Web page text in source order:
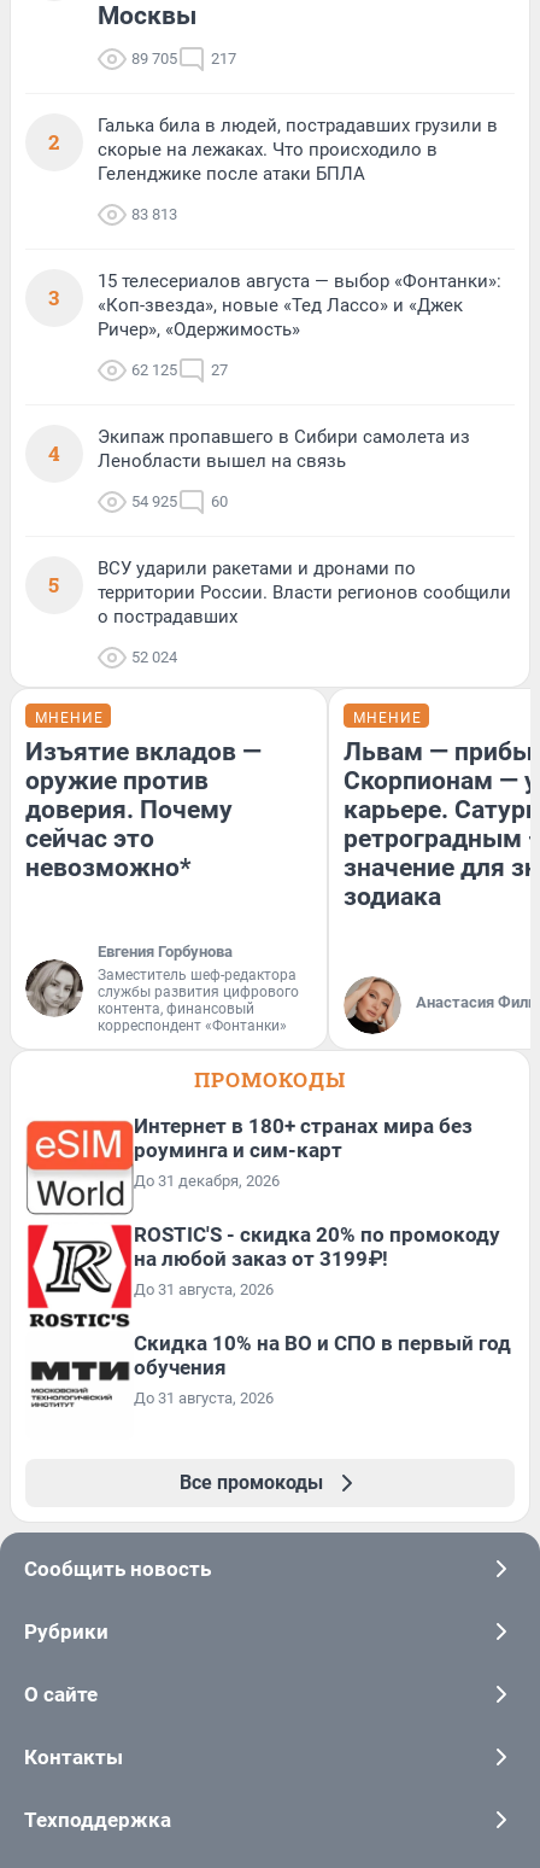
Москвы
89 705 217
2
Галька била в людей, пострадавших грузили в
скорые на лежаках. Что происходило в
Геленджике после атаки БПЛА
83 813
3
15 телесериалов августа — выбор «Фонтанки»:
«Коп-звезда», новые «Тед Лассо» и «Джек
Ричер», «Одержимость»
62 125 27
4
Экипаж пропавшего в Сибири самолета из
Ленобласти вышел на связь
54 925 60
5
ВСУ ударили ракетами и дронами по
территории России. Власти регионов сообщили
о пострадавших
52 024
МНЕНИЕ
Изъятие вкладов —
оружие против
доверия. Почему
сейчас это
невозможно*
Евгения Горбунова
Заместитель шеф-редактора
службы развития цифрового
контента, финансовый
корреспондент «Фонтанки»
МНЕНИЕ
Львам —
Скорпионам —
карьере.
ретроградным
значение для
зодиака
Анастасия
ПРОМОКОДЫ
Интернет в 180+ странах мира без
роуминга и сим-карт
До 31 декабря, 2026
ROSTIC'S - скидка 20% по промокоду
на любой заказ от 3199₽!
До 31 августа, 2026
Скидка 10% на ВО и СПО в первый год
обучения
До 31 августа, 2026
Все промокоды
Сообщить новость
Рубрики
О сайте
Контакты
Техподдержка